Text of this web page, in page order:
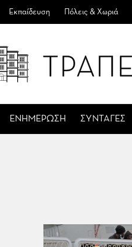
Εκπαίδευση Πόλεις & Χωριά
ΕΝΗΜΕΡΩΣΗ ΣΥΝΤΑΓΕΣ